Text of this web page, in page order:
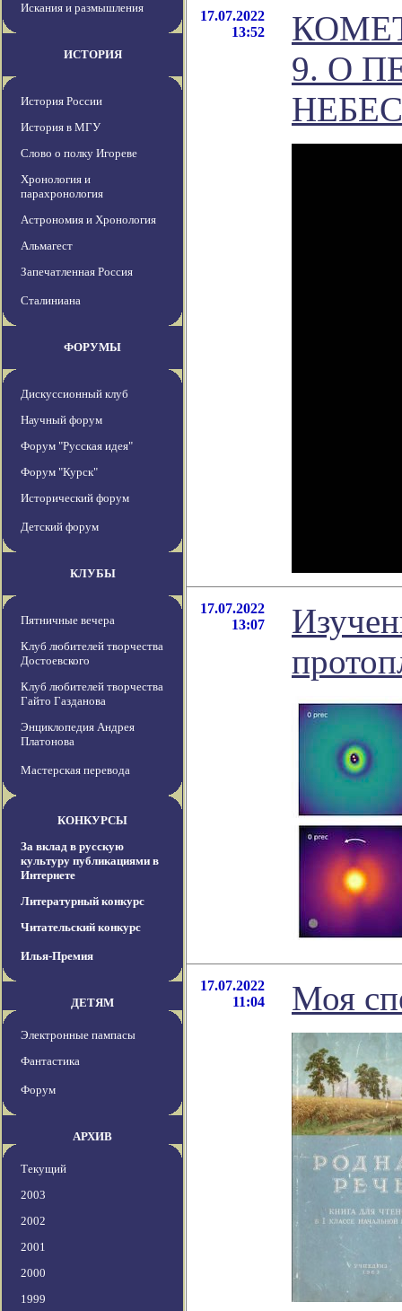
Искания и размышления
ИСТОРИЯ
История России
История в МГУ
Слово о полку Игореве
Хронология и
парахронология
Астрономия и Хронология
Альмагест
Запечатленная Россия
Сталиниана
ФОРУМЫ
Дискуссионный клуб
Научный форум
Форум "Русская идея"
Форум "Курск"
Исторический форум
Детский форум
КЛУБЫ
Пятничные вечера
Клуб любителей творчества
Достоевского
Клуб любителей творчества
Гайто Газданова
Энциклопедия Андрея
Платонова
Мастерская перевода
КОНКУРСЫ
За вклад в русскую
культуру публикациями в
Интернете
Литературный конкурс
Читательский конкурс
Илья-Премия
ДЕТЯМ
Электронные пампасы
Фантастика
Форум
АРХИВ
Текущий
2003
2002
2001
2000
1999
17.07.2022
13:52
9. О
17.07.2022
13:07
17.07.2022
11:04
Моя